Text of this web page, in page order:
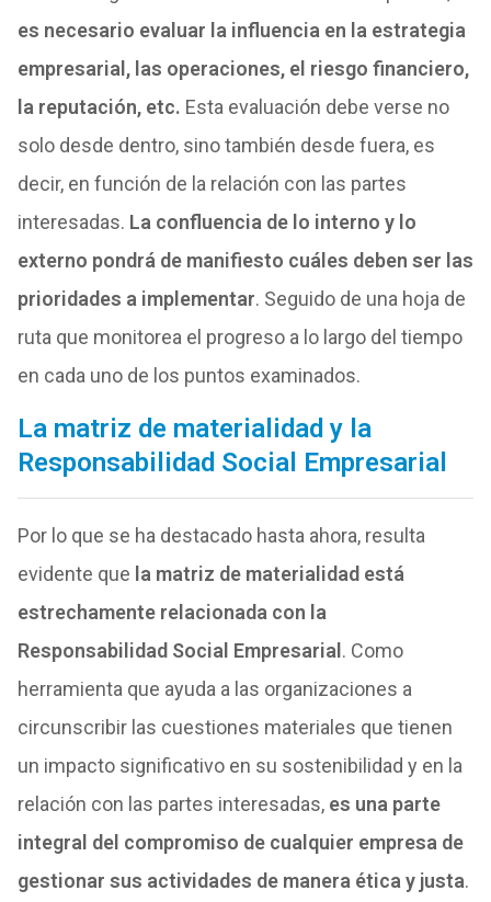
es necesario evaluar la influencia en la estrategia
empresarial, las operaciones, el riesgo financiero,
la reputación, etc. Esta evaluación debe verse no
solo desde dentro, sino también desde fuera, es
decir, en función de la relación con las partes
interesadas. La confluencia de lo interno y lo
externo pondrá de manifiesto cuáles deben ser las
prioridades a implementar. Seguido de una hoja de
ruta que monitorea el progreso a lo largo del tiempo
en cada uno de los puntos examinados.
La matriz de materialidad y la
Responsabilidad Social Empresarial
Por lo que se ha destacado hasta ahora, resulta
evidente que la matriz de materialidad está
estrechamente relacionada con la
Responsabilidad Social Empresarial . Como
herramienta que ayuda a las organizaciones a
circunscribir las cuestiones materiales que tienen
un impacto significativo en su sostenibilidad y en la
relación con las partes interesadas, es una parte
integral del compromiso de cualquier empresa de
gestionar sus actividades de manera ética y justa.